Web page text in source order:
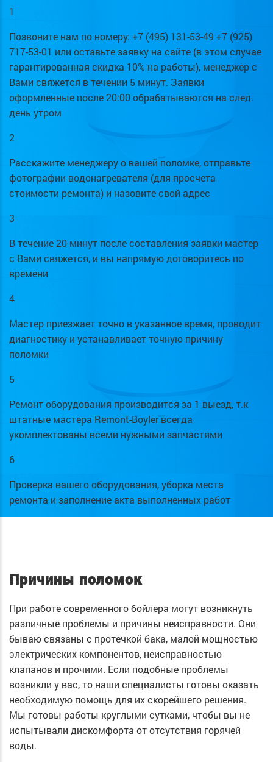
1
Позвоните нам по номеру: +7 (495) 131-53-49 +7 (925)
717-53-01 или оставьте заявку на сайте (в этом случае
гарантированная скидка 10% на работы), менеджер с
Вами свяжется в течении 5 минут. Заявки
оформленные после 20:00 обрабатываются на след.
день утром
2
Расскажите менеджеру о вашей поломке, отправьте
фотографии водонагревателя (для просчета
стоимости ремонта) и назовите свой адрес
3
В течение 20 минут после составления заявки мастер
с Вами свяжется, и вы напрямую договоритесь по
времени
4
Мастер приезжает точно в указанное время, проводит
диагностику и устанавливает точную причину
поломки
5
Ремонт оборудования производится за 1 выезд, т.к
штатные мастера Remont-Boyler всегда
укомплектованы всеми нужными запчастями
6
Проверка вашего оборудования, уборка места
ремонта и заполнение акта выполненных работ
Причины поломок
При работе современного бойлера могут возникнуть
различные проблемы и причины неисправности. Они
бываю связаны с протечкой бака, малой мощностью
электрических компонентов, неисправностью
клапанов и прочими. Если подобные проблемы
возникли у вас, то наши специалисты готовы оказать
необходимую помощь для их скорейшего решения.
Мы готовы работы круглыми сутками, чтобы вы не
испытывали дискомфорта от отсутствия горячей
воды.